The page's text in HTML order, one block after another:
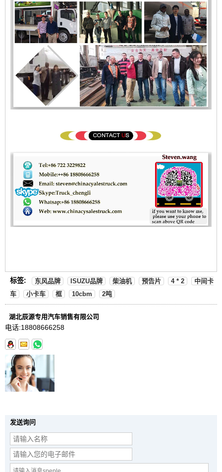
标签: 东风品牌 ISUZU品牌 柴油机 预告片 4 * 2
中间卡
车
小卡车 框 10cbm 2吨
湖北辰源专用汽车销售有限公司
电话:18808666258
发送询问